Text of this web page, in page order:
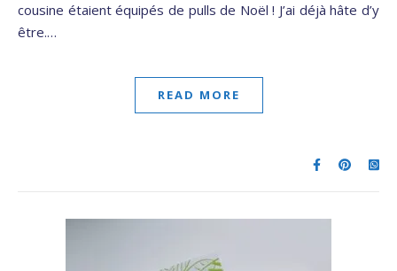
cousine étaient équipés de pulls de Noël ! J’ai déjà hâte d’y
être.…
READ MORE